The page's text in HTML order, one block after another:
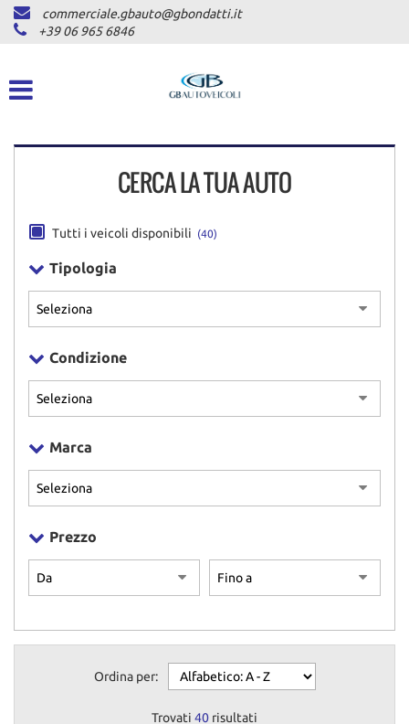
HOME
CHI SIAMO
PICKUP
DICONO DI NOI
ASSISTENZA
NEWS
CONTATTI
NUOVI
commerciale.gbauto@gbondatti.it
+39 06 965 6846
CERCA LA TUA AUTO
Tutti i veicoli disponibili (40)
Tipologia
Condizione
Marca
Prezzo
Ordina per:
Trovati 40 risultati